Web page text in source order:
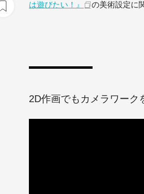
は遊びたい！』
の美術設定に
2D作画でもカメラワーク